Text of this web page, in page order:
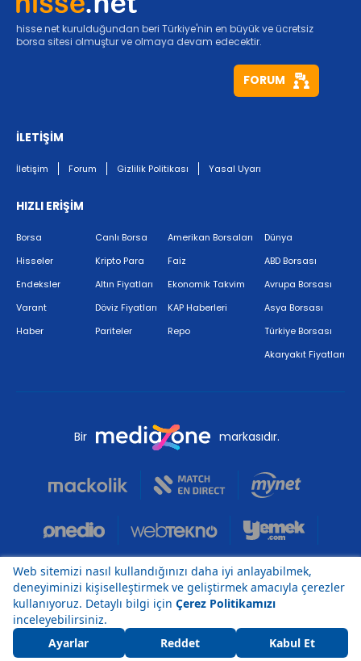
hisse.net kurulduğundan beri Türkiye'nin en büyük ve ücretsiz
borsa sitesi olmuştur ve olmaya devam edecektir.
FORUM
İLETİŞİM
İletişim Forum Gizlilik Politikası Yasal Uyarı
HIZLI ERİŞİM
Borsa
Hisseler
Endeksler
Varant
Haber
Canlı Borsa
Kripto Para
Altın Fiyatları
Döviz Fiyatları
Pariteler
Amerikan Borsaları
Faiz
Ekonomik Takvim
KAP Haberleri
Repo
Dünya
ABD Borsası
Avrupa Borsası
Asya Borsası
Türkiye Borsası
Akaryakıt Fiyatları
Bir markasıdır.